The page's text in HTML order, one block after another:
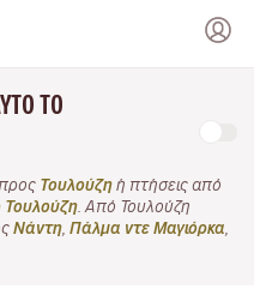
ΤΟ
Τουλούζη ή πτήσεις από
Τουλούζη . Από Τουλούζη
Νάντη Πάλμα ντε Μαγιόρκα